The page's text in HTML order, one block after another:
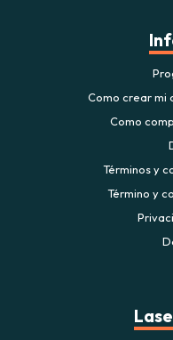
Como crear mi
Como
Términos y
Término y